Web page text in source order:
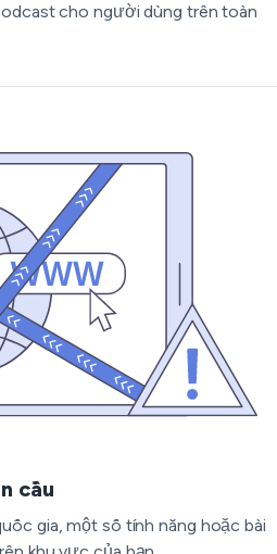
cho người dùng trên toàn
cầu
gia, một số tính năng hoặc bài